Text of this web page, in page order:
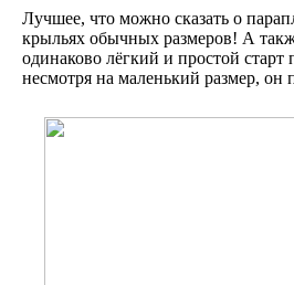
Лучшее, что можно сказать о
крыльях обычных размеров! А
одинаково лёгкий и простой
несмотря на маленький размер,